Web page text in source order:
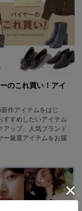
のこれ買い！アイ
作アイテムをはじ
すすめしたいアイテム
アップ。人気ブランド
ー厳選アイテムをお届